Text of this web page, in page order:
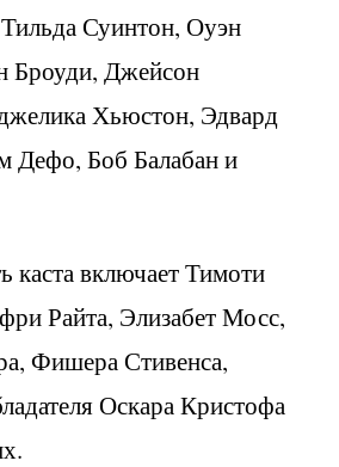
Суинтон, Оуэн
Броуди, Джейсон
Хьюстон, Эдвард
Дефо, Боб Балабан и
каста включает Тимоти
Райта, Элизабет Мосс,
Фишера Стивенса,
Оскара Кристофа